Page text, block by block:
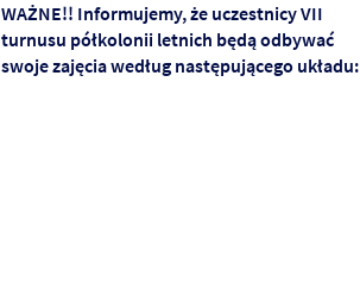
WAŻNE!! Informujemy, że uczestnicy VII
turnusu półkolonii letnich będą odbywać
swoje zajęcia według następującego układu: